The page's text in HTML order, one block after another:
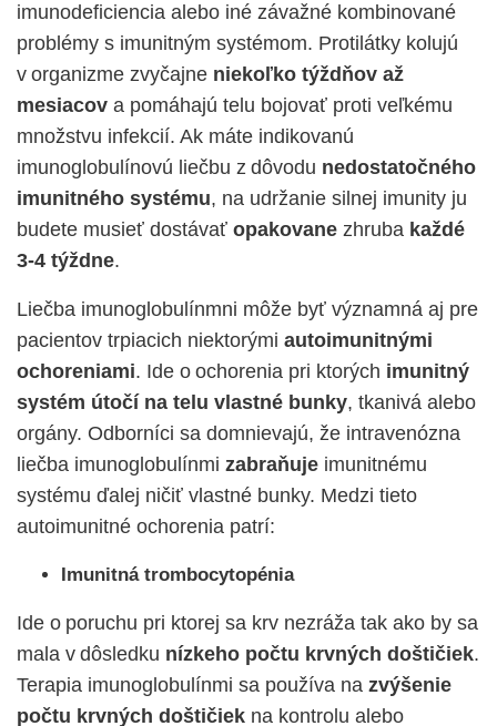
imunodeficiencia alebo iné závažné kombinované
problémy s imunitným systémom. Protilátky kolujú
v organizme zvyčajne niekoľko týždňov až
mesiacov a pomáhajú telu bojovať proti veľkému
množstvu infekcií. Ak máte indikovanú
imunoglobulínovú liečbu z dôvodu nedostatočného
imunitného systému, na udržanie silnej imunity ju
budete musieť dostávať opakovane zhruba každé
3-4 týždne.
Liečba imunoglobulínmni môže byť významná aj pre
pacientov trpiacich niektorými autoimunitnými
ochoreniami. Ide o ochorenia pri ktorých imunitný
systém útočí na telu vlastné bunky, tkanivá alebo
orgány. Odborníci sa domnievajú, že intravenózna
liečba imunoglobulínmi zabraňuje imunitnému
systému ďalej ničiť vlastné bunky. Medzi tieto
autoimunitné ochorenia patrí:
Imunitná trombocytopénia
Ide o poruchu pri ktorej sa krv nezráža tak ako by sa
mala v dôsledku nízkeho počtu krvných doštičiek.
Terapia imunoglobulínmi sa používa na zvýšenie
počtu krvných doštičiek na kontrolu alebo